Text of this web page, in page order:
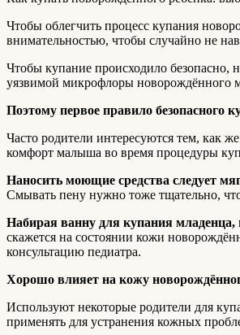
Чтобы облегчить процесс купания
внимательностью, чтобы случайно не
Чтобы купание происходило безопасно,
уязвимой микрофлоры новорождённого
Поэтому первое правило безопасного
Часто родители интересуются тем, как
комфорт малыша во время процедуры
Наносить моющие средства следует
Смывать пену нужно тоже тщательно,
Набирая ванну для купания
скажется на состоянии кожи
консультацию педиатра.
Хорошо влияет на кожу
Используют некоторые родители для
применять для устранения кожных